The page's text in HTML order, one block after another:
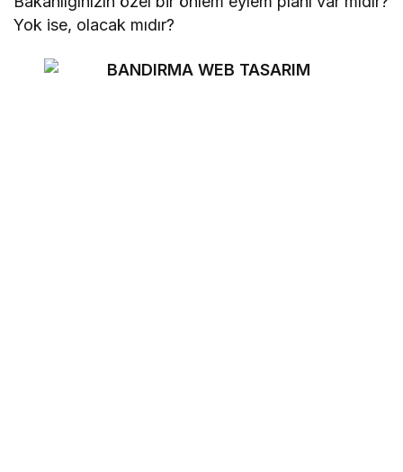
Yok ise, olacak mıdır?